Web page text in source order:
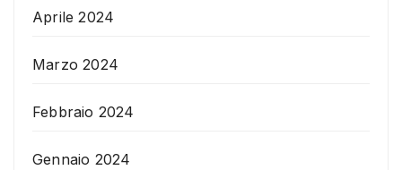
Aprile 2024
Marzo 2024
Febbraio 2024
Gennaio 2024